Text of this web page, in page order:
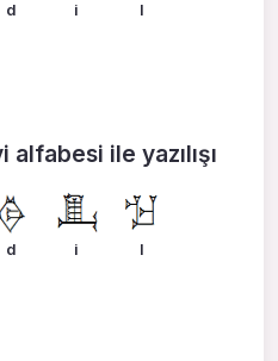
d i l
ile yazılışı
d i l